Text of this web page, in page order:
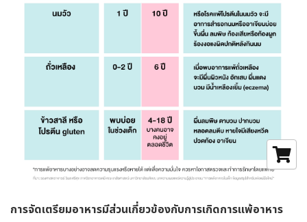
การจัดเตรียมอาหารมีส่วนเกี่ยวข้องกับการเกิดการแพ้อาหาร